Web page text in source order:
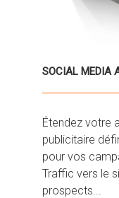
SOCIAL MEDIA
Étendez votre
publicitaire
pour vos
Traffic vers le
prospects...